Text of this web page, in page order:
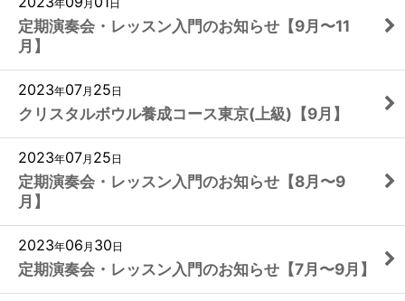
年 月 日
定期演奏会・レッスン入門のお知らせ【9月〜11
月】
2023年07月 25 日
クリスタルボウル養成コース東京(上級)【9月】
2023年07月 25 日
定期演奏会・レッスン入門のお知らせ【8月〜9
月】
2023年06 月 30 日
定期演奏会・レッスン入門のお知らせ【7月〜9月】